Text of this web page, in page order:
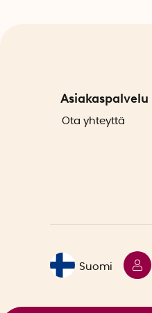
Asiakaspalvelu
Ota yhteyttä
Suomi